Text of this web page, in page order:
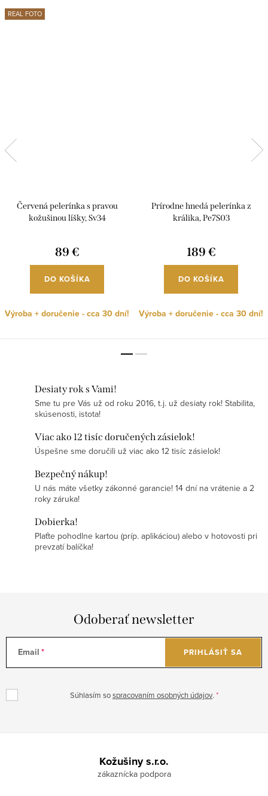
REAL FOTO
Červená pelerínka s pravou
kožušinou líšky, Sv34
89 €
DO KOŠÍKA
Výroba + doručenie - cca 30 dní!
Prírodne hnedá pelerínka z
králika, Pe7S03
189 €
DO KOŠÍKA
Výroba + doručenie - cca 30 dní!
Desiaty rok s Vami!
Sme tu pre Vás už od roku 2016, t.j. už desiaty rok! Stabilita,
skúsenosti, istota!
Viac ako 12 tisíc doručených zásielok!
Úspešne sme doručili už viac ako 12 tisíc zásielok!
Bezpečný nákup!
U nás máte všetky zákonné garancie! 14 dní na vrátenie a 2
roky záruka!
Dobierka!
Plaťte pohodlne kartou (príp. aplikáciou) alebo v hotovosti pri
prevzatí balíčka!
Odoberať newsletter
Email
Súhlasím sospracovaním osobných údajov.
PRIHLÁSIŤ SA
Kožušiny s.r.o.